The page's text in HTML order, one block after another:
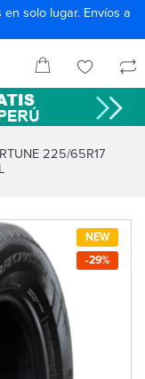
solo lugar. Envíos a
225/65R17
NEW
-29%